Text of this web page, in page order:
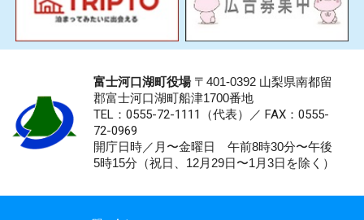
富士河口湖町役場〒401-0392 山梨県南都留
郡富士河口湖町船津1700番地
TEL：0555-72-1111 （代表）／ FAX：0555-
72-0969
開庁日時／月〜金曜日 午前8時30分〜午後
5時15分（祝日、12月29日〜1月3日を除く）